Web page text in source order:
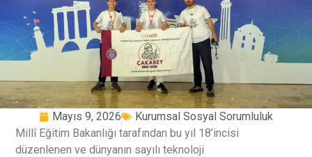
Mayıs 9, 2026
Kurumsal Sosyal Sorumluluk
Millî Eğitim Bakanlığı tarafından bu yıl 18’incisi
düzenlenen ve dünyanın sayılı teknoloji